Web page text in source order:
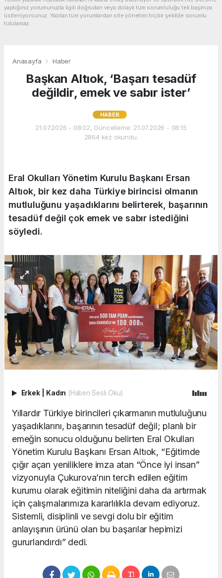
yaptığınız yorumunuzla ilgili doğrudan veya dolaylı tüm sorumluluğu tek başınıza
üstleniyorsunuz. Yazılan tüm yorumlardan site yönetimi hiçbir şekilde sorumlu
tutulamaz.
Anasayfa Haber
Başkan Altıok, ‘Başarı tesadüf
değildir, emek ve sabır ister’
HABER
21.07.2026 - 08:02, Güncelleme: 21.07.2026 - 08:15
2864 kez okundu.
Eral Okulları Yönetim Kurulu Başkanı Ersan
Altıok, bir kez daha Türkiye birincisi olmanın
mutluluğunu yaşadıklarını belirterek, başarının
tesadüf değil çok emek ve sabır istediğini
söyledi.
Erkek Kadın (Haberi Sesli Oku)
Yıllardır Türkiye birincileri çıkarmanın mutluluğunu
yaşadıklarını, başarının tesadüf değil; planlı bir
emeğin sonucu olduğunu belirten Eral Okulları
Yönetim Kurulu Başkanı Ersan Altıok, “Eğitimde
çığır açan yeniliklere imza atan “Önce iyi insan”
vizyonuyla Çukurova’nın tercih edilen eğitim
kurumu olarak eğitimin niteliğini daha da artırmak
için çalışmalarımıza kararlılıkla devam ediyoruz.
Sistemli, disiplinli ve sevgi dolu bir eğitim
anlayışının ürünü olan bu başarılar hepimizi
gururlandırdı” dedi.